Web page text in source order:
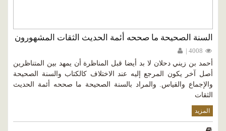
السنة الصحيحة ما صححه أئمة الحديث الثقات المشهورون
أحمد بن زيني دحلان لا بد أيضا قبل المناظرة أن يمهد بين المتناظرين
أصل آخر يكون المرجع إليه عند الاختلاف كالكتاب والسنة الصحيحة
والإجماع والقياس. والمراد بالسنة الصحيحة ما صححه أئمة الحديث
الثقات
المزيد